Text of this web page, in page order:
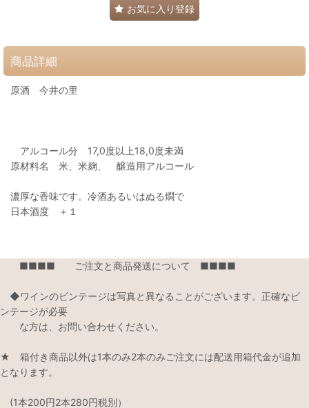
お気に入り登録
商品詳細
原酒 今井の里
アルコール分 17,0度以上18,0度未満
原材料名 米、米麹、 醸造用アルコール
濃厚な香味です。冷酒あるいはぬる燗で
日本酒度 ＋１
■■■■ ご注文と商品発送について ■■■■
◆ワインのビンテージは写真と異なることがございます。正確なビ
ンテージが必要
な方は、お問い合わせください。
★ 箱付き商品以外は1本のみ2本のみご注文には配送用箱代金が追加
となります。
(1本200円2本280円税別）